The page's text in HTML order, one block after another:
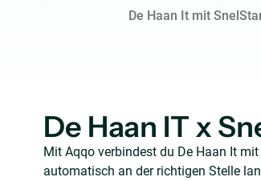
De Haan It mit
De Haan IT x
Mit Aqqo verbindest du De Haan It
automatisch an der richtigen Stelle